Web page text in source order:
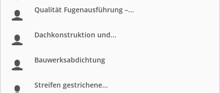
Qualität Fugenausführung –...
Dachkonstruktion und...
Bauwerksabdichtung
Streifen gestrichene...